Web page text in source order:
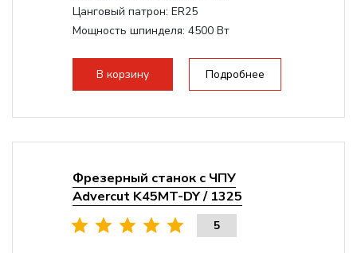
Цанговый патрон: ER25
Мощность шпинделя: 4500 Вт
Мощность инвертора:
10500 Вт
В корзину Подробнее
Фрезерный станок с ЧПУ
Advercut K45MT-DY / 1325
5